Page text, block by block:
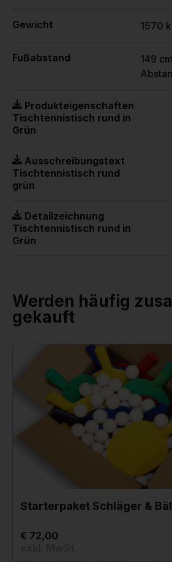
Gewicht 1570
Fußabstand
149
Produkteigenschaften
Tischtennistisch rund in
Grün
Ausschreibungstext
Tischtennistisch rund
grün
Detailzeichnung
Tischtennistisch rund in
Grün
Werden häufig
gekauft
Starterpaket Schläger &
€ 72,00